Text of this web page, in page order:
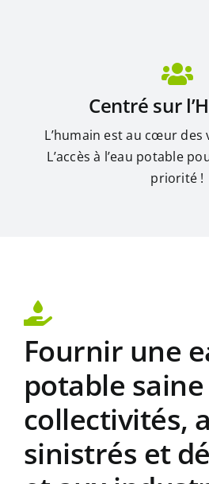
Centré sur
L’humain est au cœur des
L’accès à l’eau potable
priorité !
Fournir une
potable
collectivités,
sinistrés et